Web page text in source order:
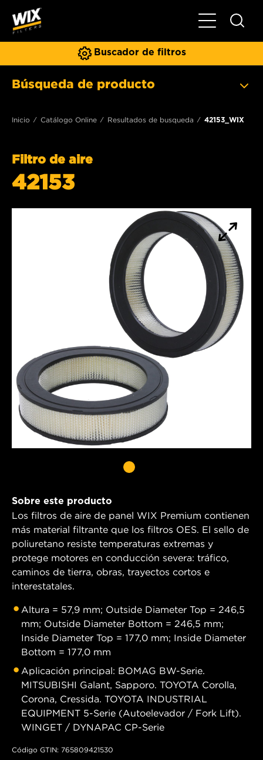
Toggle
Buscador de filtros
Búsqueda de producto
Inicio Catálogo Online Resultados de busqueda 42153_WIX
Filtro de aire
42153
Sobre este producto
Los filtros de aire de panel WIX Premium contienen
más material filtrante que los filtros OES. El sello de
poliuretano resiste temperaturas extremas y
protege motores en conducción severa: tráfico,
caminos de tierra, obras, trayectos cortos e
interestatales.
Altura = 57,9 mm; Outside Diameter Top = 246,5
mm; Outside Diameter Bottom = 246,5 mm;
Inside Diameter Top = 177,0 mm; Inside Diameter
Bottom = 177,0 mm
Aplicación principal: BOMAG BW-Serie.
MITSUBISHI Galant, Sapporo. TOYOTA Corolla,
Corona, Cressida. TOYOTA INDUSTRIAL
EQUIPMENT 5-Serie (Autoelevador / Fork Lift).
WINGET / DYNAPAC CP-Serie
Código GTIN: 765809421530